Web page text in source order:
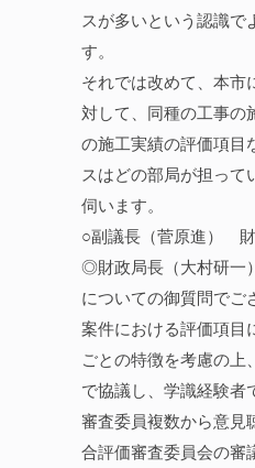
スが多いという認識で
す。
それでは改めて、本市
対して、同種の工事の
の施工実績の評価項目
スはどの部局が担って
伺います。
○副議長（菅原進） 財
◎財政局長（大村研
についての御質問でご
案件における評価項目
ごとの特徴を考慮の上
で協議し、学識経験者
審査委員複数から意見
合評価審査委員会の審